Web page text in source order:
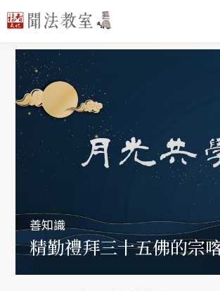
善知識
精勤禮拜三十五佛的宗